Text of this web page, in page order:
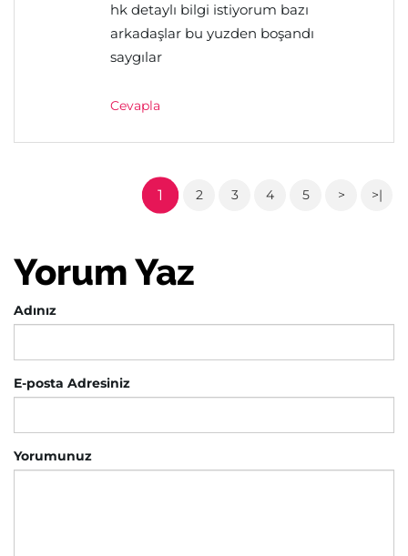
hk detaylı bilgi istiyorum bazı
arkadaşlar bu yuzden boşandı
saygılar
Cevapla
1 2 3 4 5 > >|
Yorum Yaz
Adınız
E-posta Adresiniz
Yorumunuz